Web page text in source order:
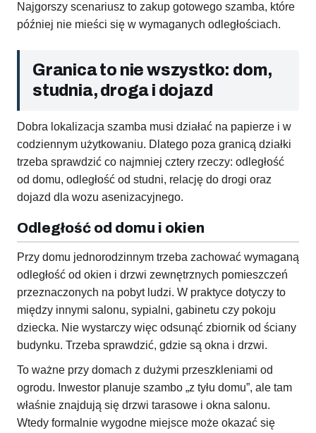
Najgorszy scenariusz to zakup gotowego szamba, które
później nie mieści się w wymaganych odległościach.
Granica to nie wszystko: dom,
studnia, droga i dojazd
Dobra lokalizacja szamba musi działać na papierze i w
codziennym użytkowaniu. Dlatego poza granicą działki
trzeba sprawdzić co najmniej cztery rzeczy: odległość
od domu, odległość od studni, relację do drogi oraz
dojazd dla wozu asenizacyjnego.
Odległość od domu i okien
Przy domu jednorodzinnym trzeba zachować wymaganą
odległość od okien i drzwi zewnętrznych pomieszczeń
przeznaczonych na pobyt ludzi. W praktyce dotyczy to
między innymi salonu, sypialni, gabinetu czy pokoju
dziecka. Nie wystarczy więc odsunąć zbiornik od ściany
budynku. Trzeba sprawdzić, gdzie są okna i drzwi.
To ważne przy domach z dużymi przeszkleniami od
ogrodu. Inwestor planuje szambo „z tyłu domu”, ale tam
właśnie znajdują się drzwi tarasowe i okna salonu.
Wtedy formalnie wygodne miejsce może okazać się